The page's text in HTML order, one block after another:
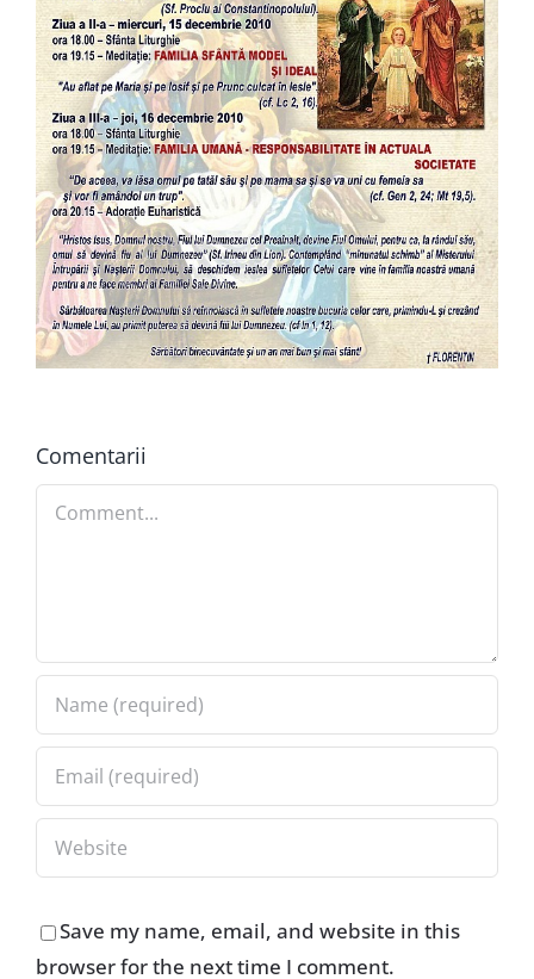
Comentarii
Comment
Save my name, email, and website in this
browser for the next time I comment.